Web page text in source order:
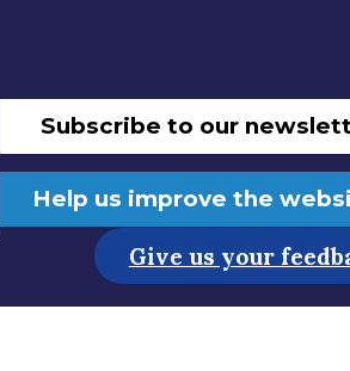
Subscribe to our
Help us improve the
Give us your